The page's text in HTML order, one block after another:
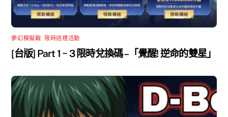
夢幻模擬戰 限時送禮活動
[台版] Part 1 ~ 3 限時兌換碼 –「覺醒! 逆命的雙星」